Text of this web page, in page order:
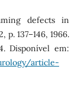
defects in
137–146, 1966.
Disponível em:
article-